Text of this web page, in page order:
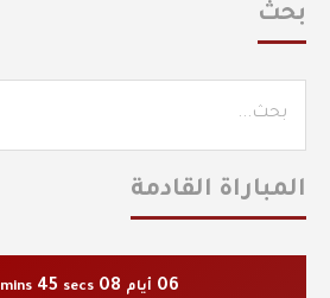
بحث
المباراة القادمة
06 أيام 08
mins 44 secs